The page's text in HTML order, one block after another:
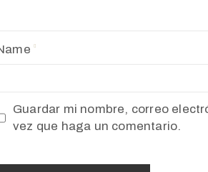
Guardar mi nombre, correo
vez que haga un comentario.